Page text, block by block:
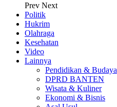
Prev Next
Politik
Hukrim
Olahraga
Kesehatan
Video
Lainnya
Pendidikan & Budaya
DPRD BANTEN
Wisata & Kuliner
Ekonomi & Bisnis